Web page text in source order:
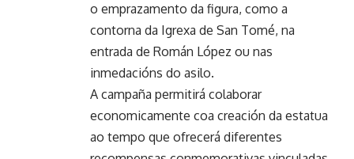
o emprazamento da figura, como a
contorna da Igrexa de San Tomé, na
entrada de Román López ou nas
inmedacións do asilo.
A campaña permitirá colaborar
economicamente coa creación da estatua
ao tempo que ofrecerá diferentes